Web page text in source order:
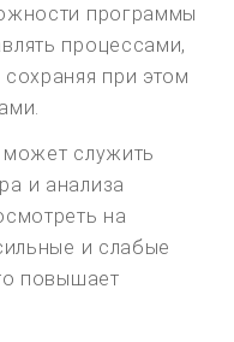
программы
процессами,
при этом
может служить
и анализа
на
и слабые
повышает